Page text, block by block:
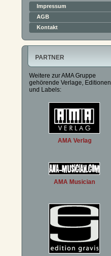
Impressum
AGB
Kontakt
PARTNER
Weitere zur AMA Gruppe
gehörende Verlage, Editionen
und Labels:
AMA Verlag
AMA Musician